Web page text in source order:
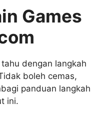
Games
dengan langkah
boleh cemas,
panduan langkah
ini.